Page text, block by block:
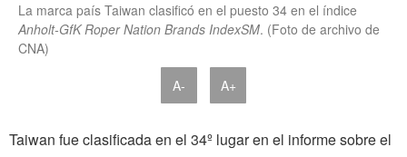
La marca país Taiwan clasificó en el puesto 34 en el índice
Anholt-GfK Roper Nation Brands IndexSM. (Foto de archivo de
CNA)
A- A+
Taiwan fue clasificada en el 34º lugar en el informe sobre el